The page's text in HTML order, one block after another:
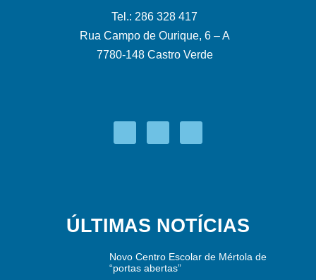
Tel.: 286 328 417
Rua Campo de Ourique, 6 – A
7780-148 Castro Verde
ÚLTIMAS NOTÍCIAS
Novo Centro Escolar de Mértola de
“portas abertas”